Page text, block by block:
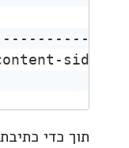
תוך כדי